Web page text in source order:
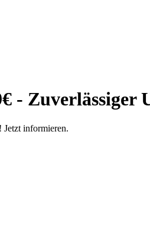
- Zuverlässiger
Jetzt informieren.